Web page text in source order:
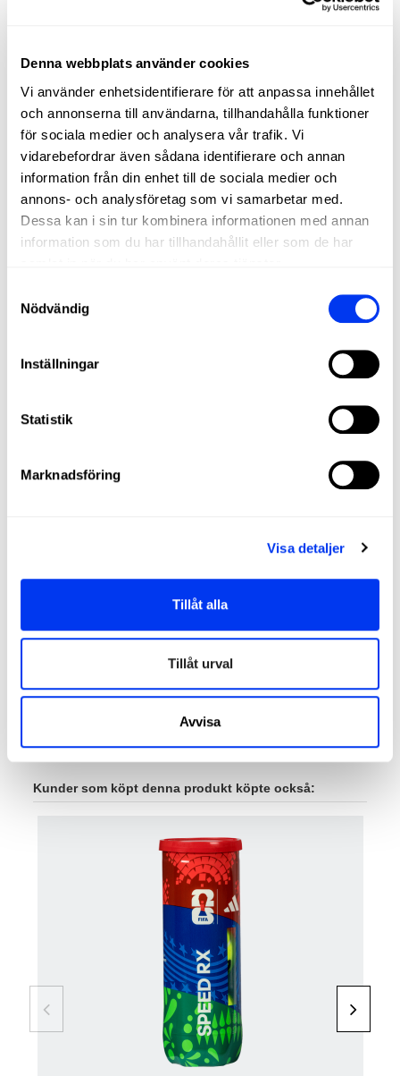
Denna webbplats använder cookies
Vi använder enhetsidentifierare för att anpassa innehållet
och annonserna till användarna, tillhandahålla funktioner
för sociala medier och analysera vår trafik. Vi
vidarebefordrar även sådana identifierare och annan
information från din enhet till de sociala medier och
annons- och analysföretag som vi samarbetar med.
Dessa kan i sin tur kombinera informationen med annan
information som du har tillhandahållit eller som de har
Nödvändig
Inställningar
Statistik
Marknadsföring
Visa detaljer
Tillåt alla
Tillåt urval
Avvisa
Genero: Unisex
Tecnologia 1: Climacool
This model is 184cm tall and is
wearing a size M. Her chest measures 89cm and her
waist, 73cm.
Planchado: Fría
Kunder som köpt denna produkt köpte också:
Padel tillbehör 10,50 €
Kunder som köpt denna produkt köpte också: